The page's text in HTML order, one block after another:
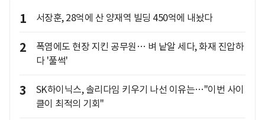
1 서장훈, 28억에 산 양재역 빌딩 450억에 내놨다
2
폭염에도 현장 지킨 공무원… 벼 낱알 세다, 화재 진압하
다 '풀썩'
3
SK하이닉스, 솔리다임 키우기 나선 이유는…"이번 사이
클이 최적의 기회"